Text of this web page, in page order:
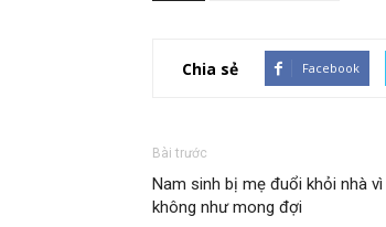
Chia sẻ Facebook
Bài trước
Nam sinh bị mẹ đuổi khỏi nhà
không như mong đợi